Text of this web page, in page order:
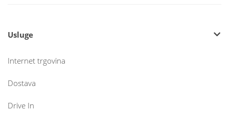
Usluge
Internet trgovina
Dostava
Drive In